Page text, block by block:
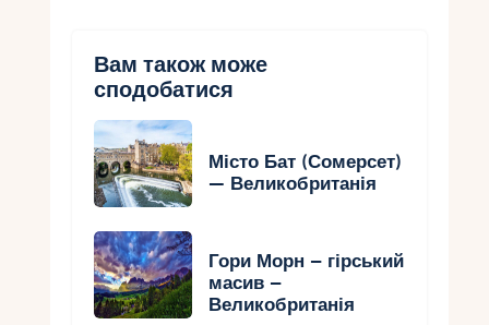
Вам також може
сподобатися
Місто Бат (Сомерсет)
— Великобританія
Гори Морн – гірський
масив –
Великобританія